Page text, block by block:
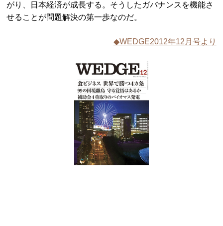
がり、日本経済が成長する。そうしたガバナンスを機能さ
せることが問題解決の第一歩なのだ。
◆WEDGE2012年12月号より